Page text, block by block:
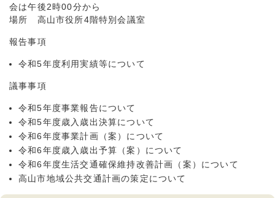
会は午後2時00分から
場所 高山市役所4階特別会議室
報告事項
令和5年度利用実績等について
議事事項
令和5年度事業報告について
令和5年度歳入歳出決算について
令和6年度事業計画（案）について
令和6年度歳入歳出予算（案）について
令和6年度生活交通確保維持改善計画（案）について
高山市地域公共交通計画の策定について